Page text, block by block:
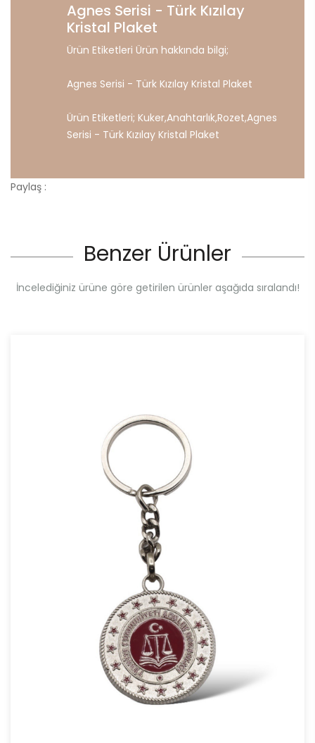
Agnes Serisi - Türk Kızılay
Kristal Plaket
Ürün Etiketleri Ürün hakkında bilgi;
Agnes Serisi - Türk Kızılay Kristal Plaket
Ürün Etiketleri; Kuker,Anahtarlık,Rozet,Agnes
Serisi - Türk Kızılay Kristal Plaket
Paylaş :
Benzer Ürünler
İncelediğiniz ürüne göre getirilen ürünler aşağıda sıralandı!